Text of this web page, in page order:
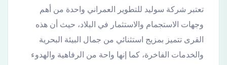
تعتبر شركة سوليد للتطوير العمراني واحدة من أهم
وجهات الاستجمام والاستثمار في البلاد، حيث أن هذه
القرى تتميز بمزيج استثنائي من جمال البيئة البحرية
والخدمات الفاخرة، كما إنها واحة من الرفاهية والهدوء